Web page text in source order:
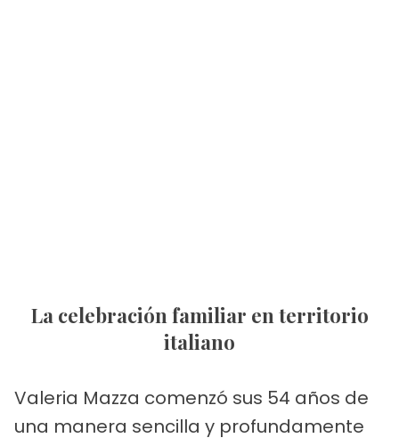
La celebración familiar en territorio
italiano
Valeria Mazza comenzó sus 54 años de
una manera sencilla y profundamente